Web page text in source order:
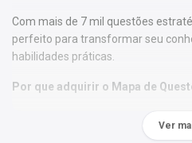
Com mais de 7 mil questões
perfeito para transformar seu
habilidades práticas.
Por que adquirir o Mapa de
Ver